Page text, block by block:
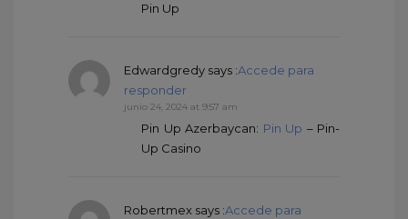
Pin Up
Edwardgredy says :Accede para
responder
junio 24, 2024 at 9:57 am
Pin Up Azerbaycan: Pin Up – Pin-
Up Casino
Robertmex says :Accede para